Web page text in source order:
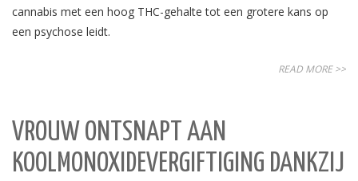
cannabis met een hoog THC-gehalte tot een grotere kans op
een psychose leidt.
READ MORE >>
VROUW ONTSNAPT AAN
KOOLMONOXIDEVERGIFTIGING DANKZIJ